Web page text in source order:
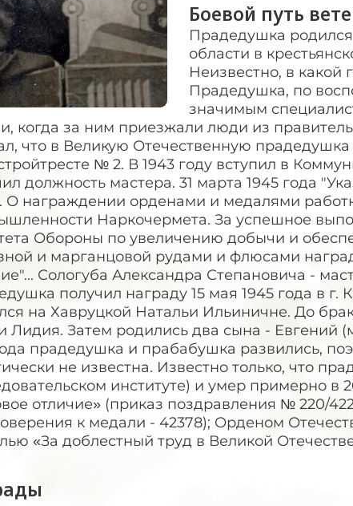
Боевой путь
Прадедушка родился
области в
Неизвестно, в какой
Прадедушка, по
значимым
когда за ним приезжали люди из
что в Великую Отечественную
№ 2. В 1943 году вступил в
должность мастера. 31 марта 1945 года
О награждении орденами и медалями
Наркочермета. За успешное
Обороны по увеличению добычи и
и марганцовой рудами и флюсами
Сологуба Александра Степановича -
получил награду 15 мая 1945 года в г.
на Хавруцкой Натальи Ильиничне. До
Лидия. Затем родились два сына - Евгений
прадедушка и прабабушка развились,
не известна. Известно только, что
институте) и умер примерно в
отличие» (приказ поздравления № 220/
к медали - 42378); Орденом
«За доблестный труд в Великой